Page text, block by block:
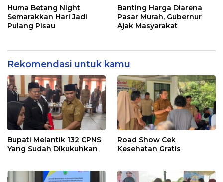
Huma Betang Night
Semarakkan Hari Jadi
Pulang Pisau
Banting Harga Diarena
Pasar Murah, Gubernur
Ajak Masyarakat
Rekomendasi untuk kamu
Bupati Melantik 132 CPNS
Yang Sudah Dikukuhkan
Road Show Cek
Kesehatan Gratis